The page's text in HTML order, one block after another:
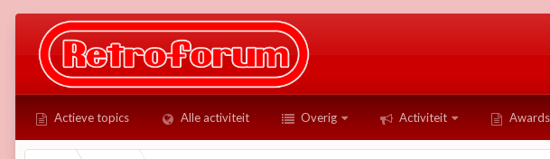
Actieve topics Alle activiteit Overig Activiteit Awards